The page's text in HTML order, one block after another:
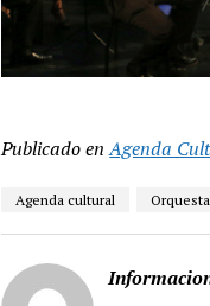
Publicado en Agenda
Agenda cultural